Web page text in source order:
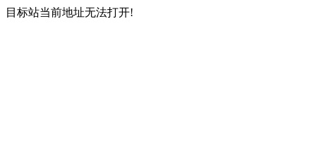
目标站当前地址无法打开!